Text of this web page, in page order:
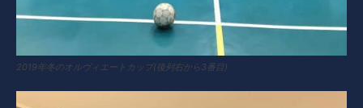
2019年冬のオルヴィエートカップ(後列右から3番目)